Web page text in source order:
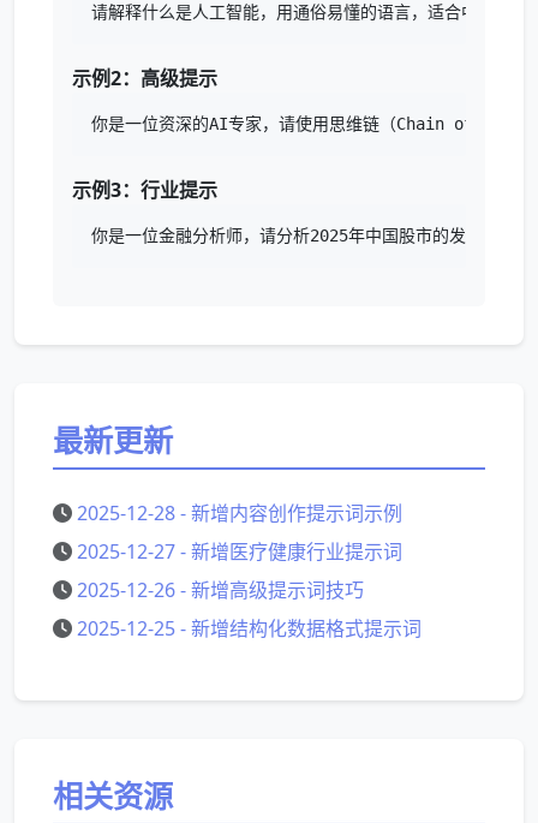
请解释什么是人工智能，用通俗易懂的语言，适合中学生阅
示例2：高级提示
你是一位资深的AI专家，请使用思维链（Chain of
示例3：行业提示
你是一位金融分析师，请分析2025年中国股市的发展趋势
最新更新
2025-12-28 - 新增内容创作提示词示例
2025-12-27 - 新增医疗健康行业提示词
2025-12-26 - 新增高级提示词技巧
2025-12-25 - 新增结构化数据格式提示词
相关资源